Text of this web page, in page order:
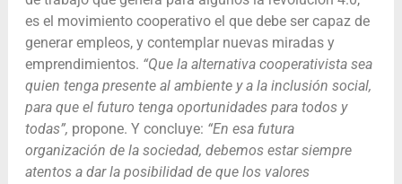
es el movimiento cooperativo el que debe ser capaz de
generar empleos, y contemplar nuevas miradas y
emprendimientos. “Que la alternativa cooperativista sea
quien tenga presente al ambiente y a la inclusión social,
para que el futuro tenga oportunidades para todos y
todas”, propone. Y concluye: “En esa futura
organización de la sociedad, debemos estar siempre
atentos a dar la posibilidad de que los valores